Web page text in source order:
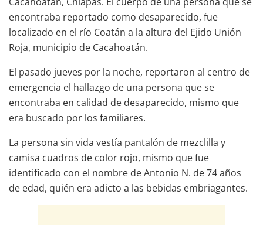
encontraba reportado como desaparecido, fue
localizado en el río Coatán a la altura del Ejido Unión
Roja, municipio de Cacahoatán.
El pasado jueves por la noche, reportaron al centro de
emergencia el hallazgo de una persona que se
encontraba en calidad de desaparecido, mismo que
era buscado por los familiares.
La persona sin vida vestía pantalón de mezclilla y
camisa cuadros de color rojo, mismo que fue
identificado con el nombre de Antonio N. de 74 años
de edad, quién era adicto a las bebidas embriagantes.